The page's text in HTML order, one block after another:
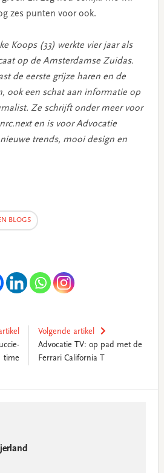
zes punten voor ook.
Koops (33) werkte vier jaar als
op de Amsterdamse Zuidas.
de eerste grijze haren en de
ook een schat aan informatie op
Ze schrijft onder meer voor
en is voor Advocatie
trends, mooi design en
BLOGS
time
Volgende artikel
Advocatie TV: op pad met de
Ferrari California T